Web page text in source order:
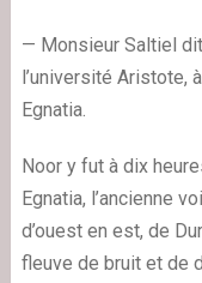
— Monsieur Saltiel
l’université Aristote,
Egnatia.
Noor y fut à dix
Egnatia, l’ancienne
d’ouest en est, de
fleuve de bruit et de